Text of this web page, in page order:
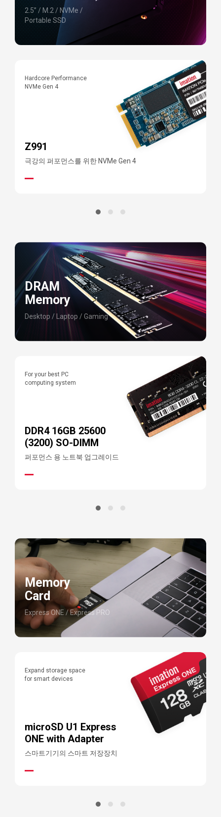
2.5” / M.2 / NVMe /
Portable SSD
Hardcore Performance
NVMe Gen 4
Z991
극강의 퍼포먼스를 위한 NVMe Gen 4
DRAM
Memory
Desktop / Laptop / Gaming
For your best PC
computing system
DDR4 16GB 25600
(3200) SO-DIMM
퍼포먼스 용 노트북 업그레이드
Memory
Card
Express ONE / Express PRO
Expand storage space
for smart devices
microSD U1 Express
ONE with Adapter
스마트기기의 스마트 저장장치